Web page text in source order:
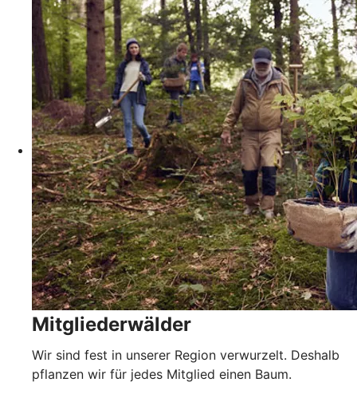
Mitgliederwälder
Wir sind fest in unserer Region verwurzelt. Deshalb
pflanzen wir für jedes Mitglied einen Baum.